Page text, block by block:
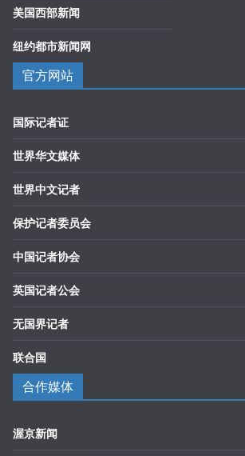
美国西部新闻
纽约都市新闻网
官方网站
国际记者证
世界华文媒体
世界中文记者
保护记者委员会
中国记者协会
英国记者公会
无国界记者
联合国
合作媒体
渥京新闻